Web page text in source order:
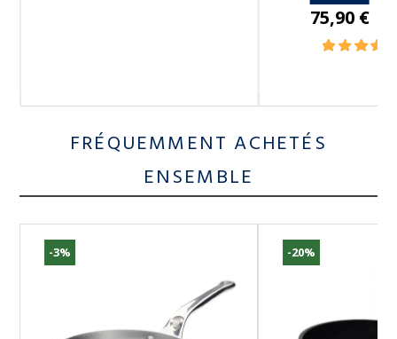
75,90 €
FRÉQUEMMENT ACHETÉS
ENSEMBLE
-3% -20%